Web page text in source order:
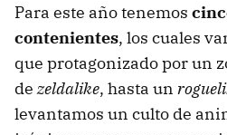
Para este año tenemos
contenientes, los cuales
que protagonizado por un
dezeldalike, hasta un
levantamos un culto de